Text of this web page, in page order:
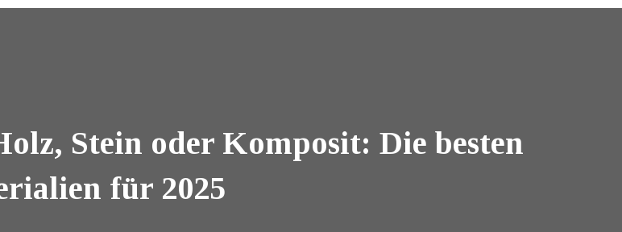
Stein oder Komposit: Die besten
für 2025